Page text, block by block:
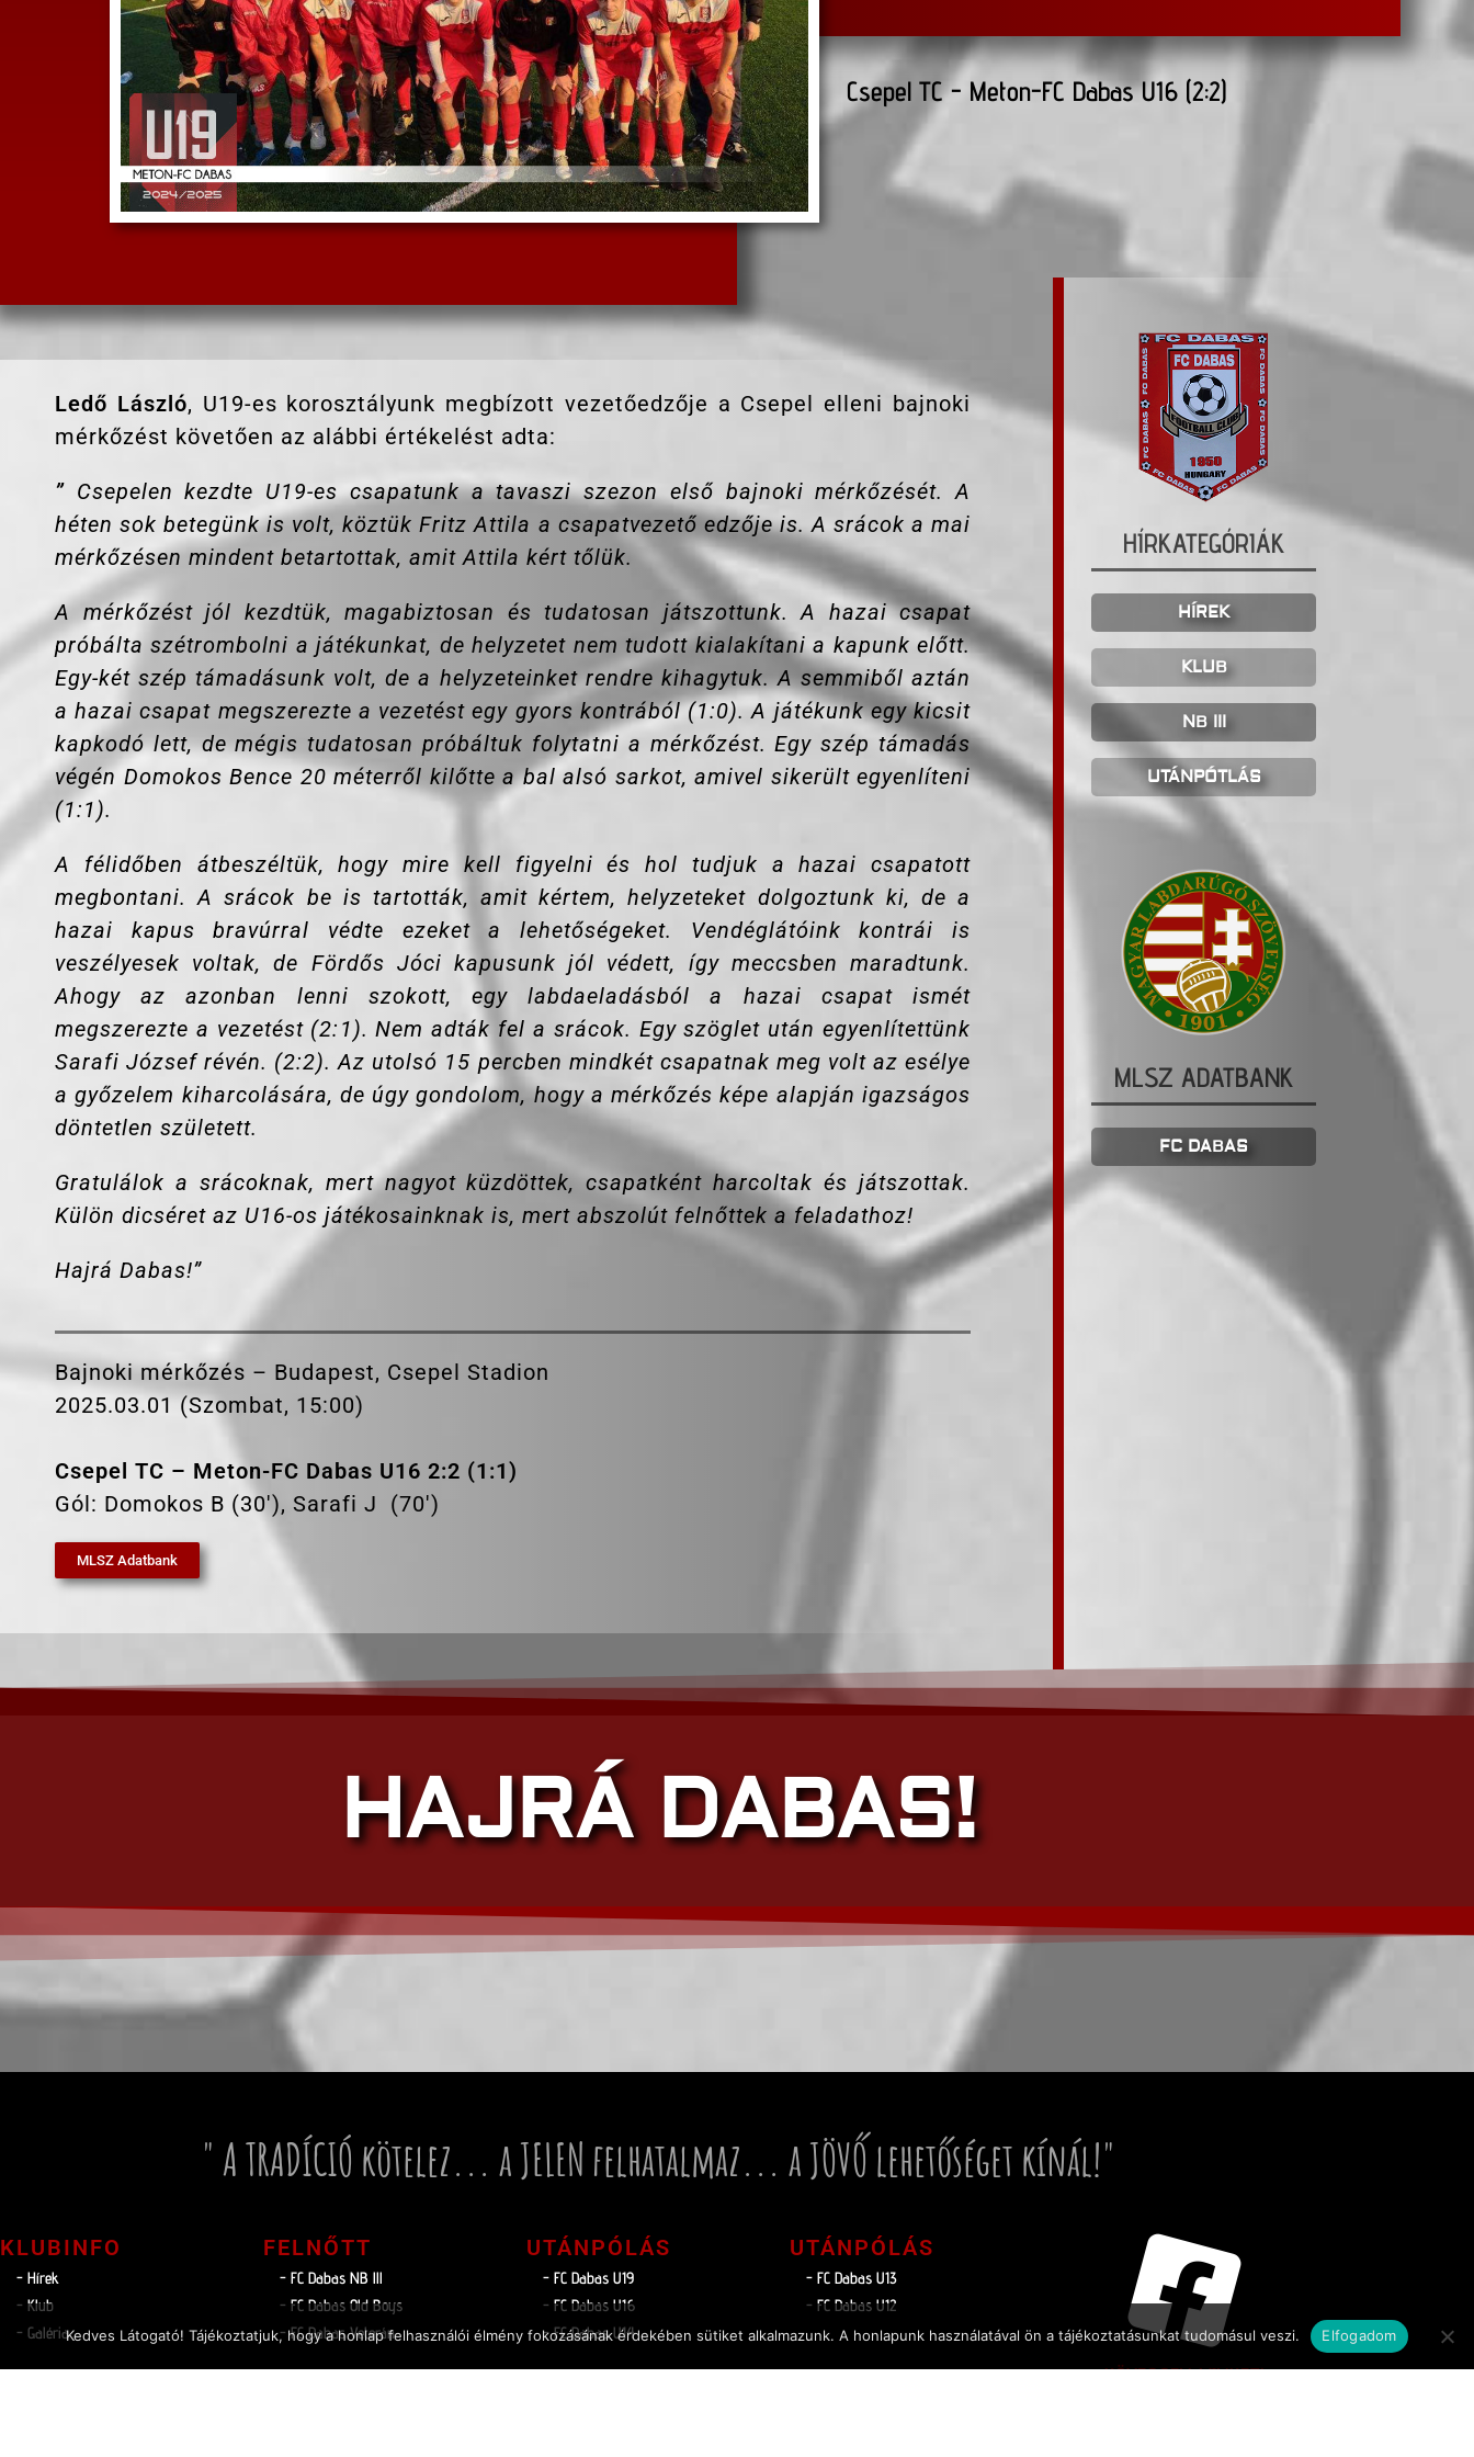
Csepel TC - Meton-FC Dabas U16 (2:2)
Ledő László, U19-es korosztályunk megbízott vezetőedzője a Csepel elleni bajnoki
mérkőzést követően az alábbi értékelést adta:
” Csepelen kezdte U19-es csapatunk a tavaszi szezon első bajnoki mérkőzését. A
héten sok betegünk is volt, köztük Fritz Attila a csapatvezető edzője is. A srácok a mai
mérkőzésen mindent betartottak, amit Attila kért tőlük.
A mérkőzést jól kezdtük, magabiztosan és tudatosan játszottunk. A hazai csapat
próbálta szétrombolni a játékunkat, de helyzetet nem tudott kialakítani a kapunk előtt.
Egy-két szép támadásunk volt, de a helyzeteinket rendre kihagytuk. A semmiből aztán
a hazai csapat megszerezte a vezetést egy gyors kontrából (1:0). A játékunk egy kicsit
kapkodó lett, de mégis tudatosan próbáltuk folytatni a mérkőzést. Egy szép támadás
végén Domokos Bence 20 méterről kilőtte a bal alsó sarkot, amivel sikerült egyenlíteni
(1:1).
A félidőben átbeszéltük, hogy mire kell figyelni és hol tudjuk a hazai csapatott
megbontani. A srácok be is tartották, amit kértem, helyzeteket dolgoztunk ki, de a
hazai kapus bravúrral védte ezeket a lehetőségeket. Vendéglátóink kontrái is
veszélyesek voltak, de Fördős Jóci kapusunk jól védett, így meccsben maradtunk.
Ahogy az azonban lenni szokott, egy labdaeladásból a hazai csapat ismét
megszerezte a vezetést (2:1). Nem adták fel a srácok. Egy szöglet után egyenlítettünk
Sarafi József révén. (2:2). Az utolsó 15 percben mindkét csapatnak meg volt az esélye
a győzelem kiharcolására, de úgy gondolom, hogy a mérkőzés képe alapján igazságos
döntetlen született.
Gratulálok a srácoknak, mert nagyot küzdöttek, csapatként harcoltak és játszottak.
Külön dicséret az U16-os játékosainknak is, mert abszolút felnőttek a feladathoz!
Hajrá Dabas!”
Bajnoki mérkőzés – Budapest, Csepel Stadion
2025.03.01 (Szombat, 15:00)
Csepel TC – Meton-FC Dabas U16 2:2 (1:1)
Gól: Domokos B (30′), Sarafi J (70′)
MLSZ Adatbank
HÍRKATEGÓRIÁK
HÍREK
KLUB
NB III
UTÁNPÓTLÁS
MLSZ ADATBANK
FC DABAS
HAJRÁ DABAS!
" A TRADÍCIÓ kötelez... a JELEN felhatalmaz... a JÖVŐ lehetőséget kínál!"
KLUBINFO
- Hírek
- Klub
- Galéria
FELNŐTT
- FC Dabas NB lll
- FC Dabas Old Boys
- FC Dabas Veterán
UTÁNPÓLÁS
- FC Dabas U19
- FC Dabas U16
- FC Dabas U14
UTÁNPÓLÁS
- FC Dabas U13
- FC Dabas U12
KÖVESSEN MINKET!
Kedves Látogató! Tájékoztatjuk, hogy a honlap felhasználói élmény fokozásának érdekében sütiket alkalmazunk. A honlapunk használatával ön a tájékoztatásunkat tudomásul veszi. Elfogadom